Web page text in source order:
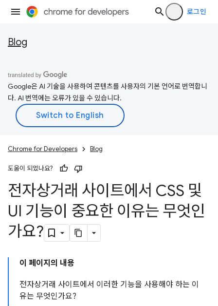
로그인
Blog
Google은 AI 기술을 사용하여 콘텐츠를 사용자의 기본 언어로 번역합니
다. AI 번역에는 오류가 있을 수 있습니다.
Chrome for Developers Blog
도움이 되었나요?
전자상거래 사이트에서 CSS 및
UI 기능이 중요한 이유는 무엇인
가요?
이 페이지의 내용
전자상거래 사이트에서 이러한 기능을 사용해야 하는 이
유는 무엇인가요?